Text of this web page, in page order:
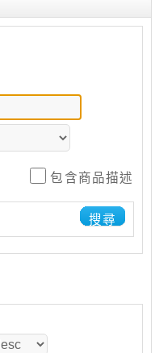
包含商品描述
搜尋